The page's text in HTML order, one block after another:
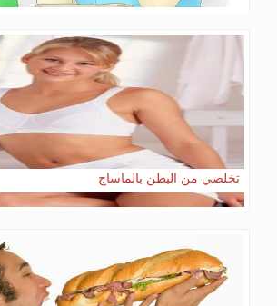
تخلصي من البطن بالماساج